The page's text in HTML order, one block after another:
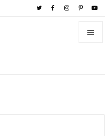

前へ